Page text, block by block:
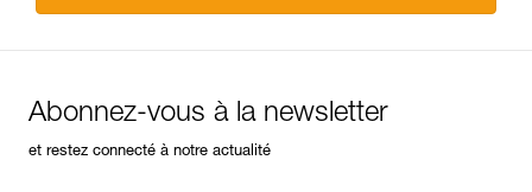
Abonnez-vous à la newsletter
et restez connecté à notre actualité